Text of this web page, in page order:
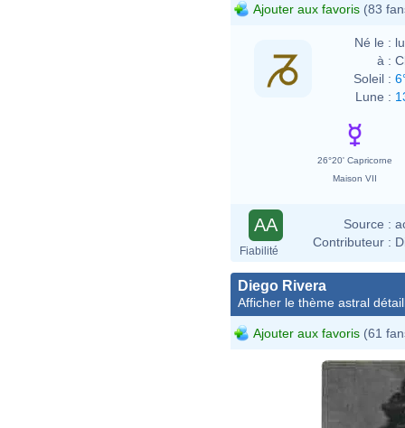
Ajouter aux favoris (83
Né le :
à :
Soleil :
Lune :
26°20' Capricorne
Maison VII
AA
Fiabilité
Source :
Contributeur :
Diego Rivera
Afficher le thème astral
Ajouter aux favoris (61